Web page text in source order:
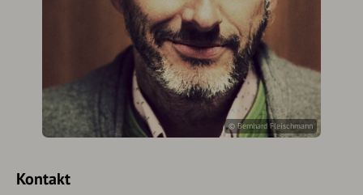
© Bernhard Fleischmann
Kontakt